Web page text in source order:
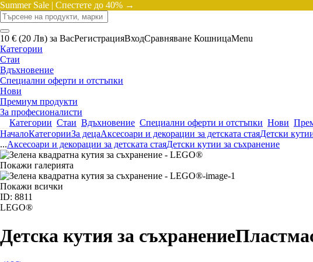
Summer Sale | Спестете до 40% →
10 € (20 Лв) за ВасРегистрацияВходСравняване КошницаMenu
Категории
Стаи
Вдъхновение
Специални оферти и отстъпки
Нови
Премиум продукти
За професионалисти
Категории Стаи Вдъхновение Специални оферти и отстъпки Нови
НачалоКатегорииЗа децаАксесоари и декорации за детската стаяДетски
...Аксесоари и декорации за детската стаяДетски кутии за съхранение
Покажи галерията
Покажи всички
ID: 8811
LEGO®
Детска кутия за съхранение